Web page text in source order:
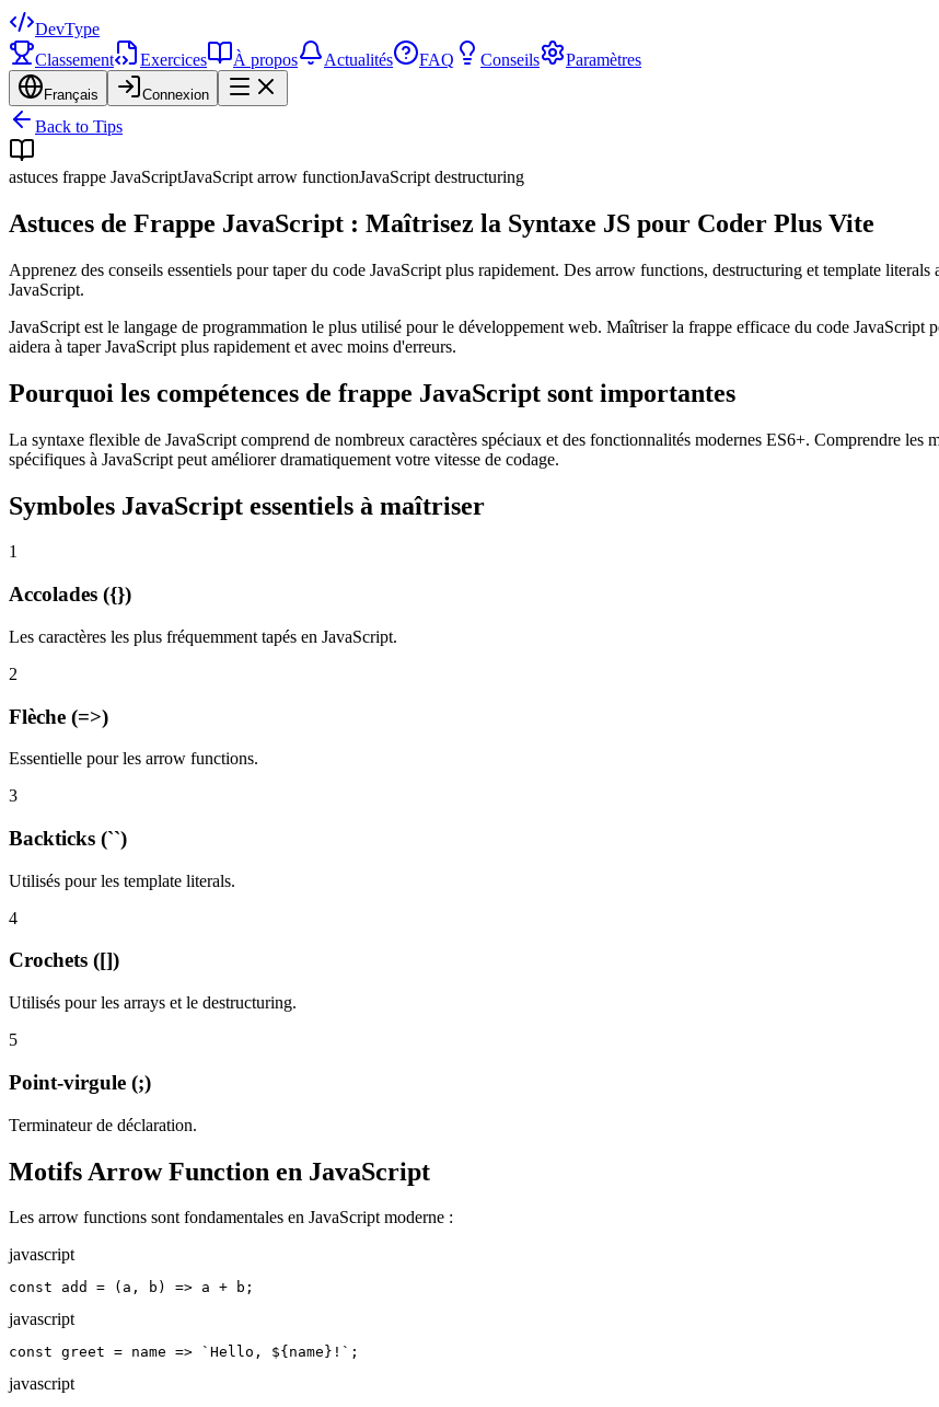
DevType
Classement
Exercices À propos Actualités FAQ Conseils Paramètres
Français Connexion
Back to Tips
astuces frappe JavaScriptJavaScript arrow functionJavaScript destructuring
Astuces de Frappe JavaScript : Maîtrisez la Syntaxe JS pour Coder Plus Vite
Apprenez des conseils essentiels pour taper du code JavaScript plus rapidement. Des arrow functions, destructuring et template
JavaScript.
JavaScript est le langage de programmation le plus utilisé pour le développement web. Maîtriser la frappe efficace du code
aidera à taper JavaScript plus rapidement et avec moins d'erreurs.
Pourquoi les compétences de frappe JavaScript sont importantes
La syntaxe flexible de JavaScript comprend de nombreux caractères spéciaux et des fonctionnalités modernes ES6+. Comprendre
spécifiques à JavaScript peut améliorer dramatiquement votre vitesse de codage.
Symboles JavaScript essentiels à maîtriser
1
Accolades ({})
Les caractères les plus fréquemment tapés en JavaScript.
2
Flèche (=>)
Essentielle pour les arrow functions.
3
Backticks (``)
Utilisés pour les template literals.
4
Crochets ([])
Utilisés pour les arrays et le destructuring.
5
Point-virgule (;)
Terminateur de déclaration.
Motifs Arrow Function en JavaScript
Les arrow functions sont fondamentales en JavaScript moderne :
javascript
const add = (a, b) => a + b;
javascript
const greet = name => `Hello, ${name}!`;
javascript